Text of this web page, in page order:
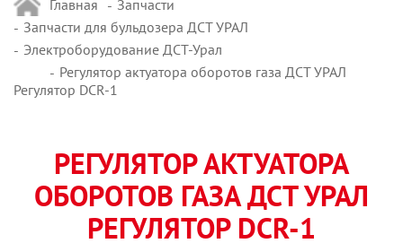
Главная
Запчасти
Запчасти для бульдозера ДСТ УРАЛ
Электроборудование ДСТ-Урал
Регулятор актуатора оборотов газа ДСТ УРАЛ
Регулятор DCR-1
РЕГУЛЯТОР АКТУАТОРА
ОБОРОТОВ ГАЗА ДСТ УРАЛ
РЕГУЛЯТОР DCR-1